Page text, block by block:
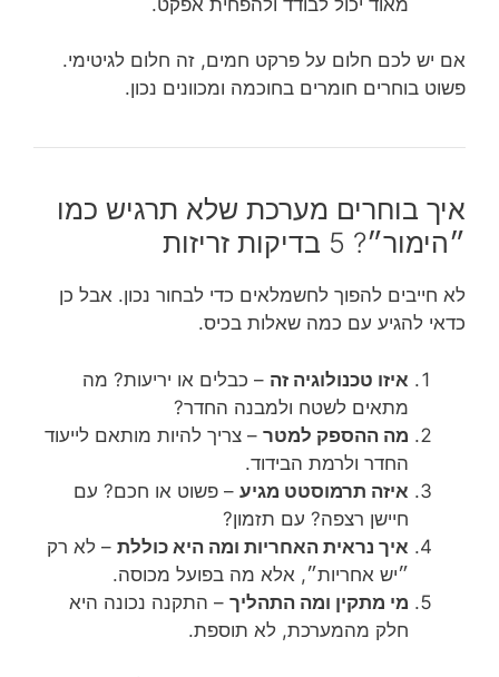
אם יש לכם חלום על פרקט חמים, זה חלום לגיטימי.
פשוט בוחרים חומרים בחוכמה ומכוונים נכון.
איך בוחרים מערכת שלא תרגיש כמו
״הימור״? 5 בדיקות זריזות
לא חייבים להפוך לחשמלאים כדי לבחור נכון. אבל כן
כדאי להגיע עם כמה שאלות בכיס.
איזו טכנולוגיה זה – כבלים או יריעות? מה
מתאים לשטח ולמבנה החדר?
מה ההספק למטר – צריך להיות מותאם לייעוד
החדר ולרמת הבידוד.
איזה תרמוסטט מגיע – פשוט או חכם? עם
חיישן רצפה? עם תזמון?
איך נראית האחריות ומה היא כוללת – לא רק
״יש אחריות״, אלא מה בפועל מכוסה.
מי מתקין ומה התהליך – התקנה נכונה היא
חלק מהמערכת, לא תוספת.